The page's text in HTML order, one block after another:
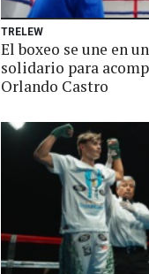
TRELEW
El boxeo se une en
solidario para
Orlando Castro